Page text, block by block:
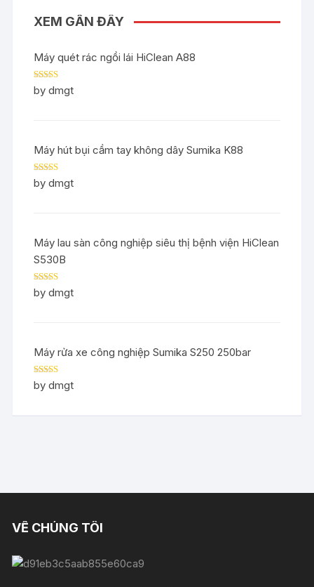
XEM GẦN ĐÂY
Máy quét rác ngồi lái HiClean A88
Rated5out
of 5
by dmgt
Máy hút bụi cầm tay không dây Sumika K88
Rated5out
of 5
by dmgt
Máy lau sàn công nghiệp siêu thị bệnh viện HiClean
S530B
Rated5out
of 5
by dmgt
Máy rửa xe công nghiệp Sumika S250 250bar
Rated5out
of 5
by dmgt
VỀ CHÚNG TÔI